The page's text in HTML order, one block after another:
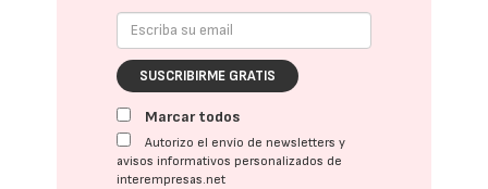
SUSCRIBIRME GRATIS
Marcar todos
Autorizo el envío de newsletters y
avisos informativos personalizados de
interempresas.net